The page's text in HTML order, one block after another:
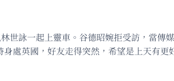
世詠一起上靈車。谷德昭婉拒受訪，當傳
處英國，好友走得突然，希望是上天有更